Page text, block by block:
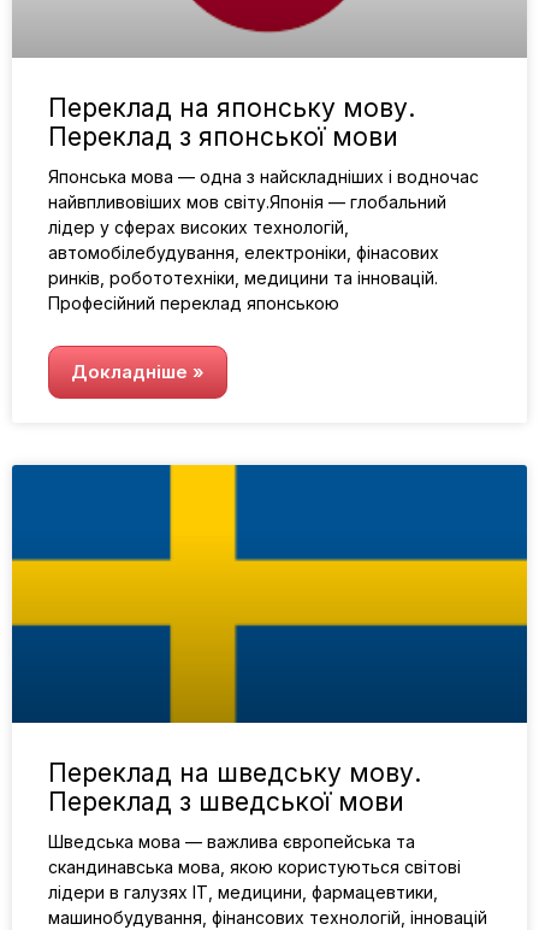
Переклад на японську мову.
Переклад з японської мови
Японська мова — одна з найскладніших і водночас
найвпливовіших мов світу.Японія — глобальний
лідер у сферах високих технологій,
автомобілебудування, електроніки, фінасових
ринків, робототехніки, медицини та інновацій.
Професійний переклад японською
Докладніше »
Переклад на шведську мову.
Переклад з шведської мови
Шведська мова — важлива європейська та
скандинавська мова, якою користуються світові
лідери в галузях IT, медицини, фармацевтики,
машинобудування, фінансових технологій, інновацій